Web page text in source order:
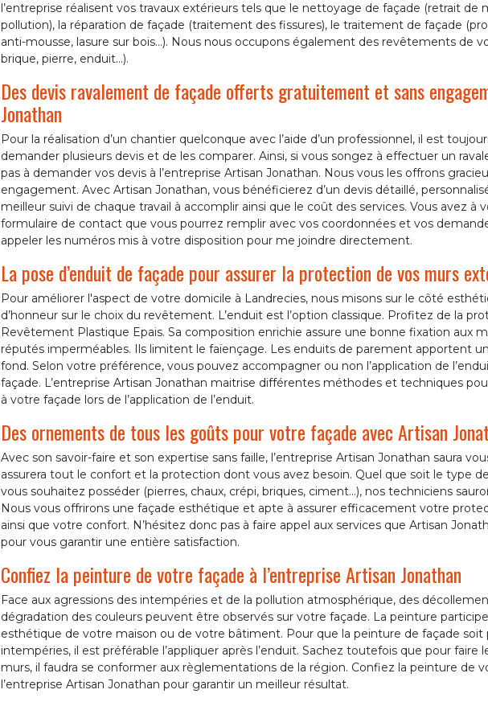
l’entreprise réalisent vos travaux extérieurs tels que le nettoyage de façade (retrait de
pollution), la réparation de façade (traitement des fissures), le traitement de façade
anti-mousse, lasure sur bois…). Nous nous occupons également des revêtements de
brique, pierre, enduit…).
Des devis ravalement de façade offerts gratuitement et sans
Jonathan
Pour la réalisation d’un chantier quelconque avec l’aide d’un professionnel, il est
demander plusieurs devis et de les comparer. Ainsi, si vous songez à effectuer un
pas à demander vos devis à l’entreprise Artisan Jonathan. Nous vous les offrons
engagement. Avec Artisan Jonathan, vous bénéficierez d’un devis détaillé,
meilleur suivi de chaque travail à accomplir ainsi que le coût des services. Vous avez à
formulaire de contact que vous pourrez remplir avec vos coordonnées et vos
appeler les numéros mis à votre disposition pour me joindre directement.
La pose d’enduit de façade pour assurer la protection de vos murs
Pour améliorer l'aspect de votre domicile à Landrecies, nous misons sur le côté
d’honneur sur le choix du revêtement. L’enduit est l’option classique. Profitez de la
Revêtement Plastique Epais. Sa composition enrichie assure une bonne fixation aux
réputés imperméables. Ils limitent le faïençage. Les enduits de parement apportent
fond. Selon votre préférence, vous pouvez accompagner ou non l’application de
façade. L’entreprise Artisan Jonathan maitrise différentes méthodes et techniques
à votre façade lors de l’application de l’enduit.
Des ornements de tous les goûts pour votre façade avec Artisan
Avec son savoir-faire et son expertise sans faille, l’entreprise Artisan Jonathan saura
assurera tout le confort et la protection dont vous avez besoin. Quel que soit le type
vous souhaitez posséder (pierres, chaux, crépi, briques, ciment…), nos techniciens
Nous vous offrirons une façade esthétique et apte à assurer efficacement votre
ainsi que votre confort. N’hésitez donc pas à faire appel aux services que Artisan
pour vous garantir une entière satisfaction.
Confiez la peinture de votre façade à l’entreprise Artisan Jonathan
Face aux agressions des intempéries et de la pollution atmosphérique, des
dégradation des couleurs peuvent être observés sur votre façade. La peinture
esthétique de votre maison ou de votre bâtiment. Pour que la peinture de façade soit
intempéries, il est préférable l’appliquer après l’enduit. Sachez toutefois que pour faire
murs, il faudra se conformer aux règlementations de la région. Confiez la peinture de
l’entreprise Artisan Jonathan pour garantir un meilleur résultat.